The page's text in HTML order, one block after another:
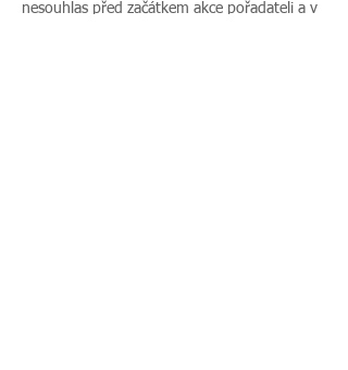
nesouhlas před začátkem akce pořadateli a v